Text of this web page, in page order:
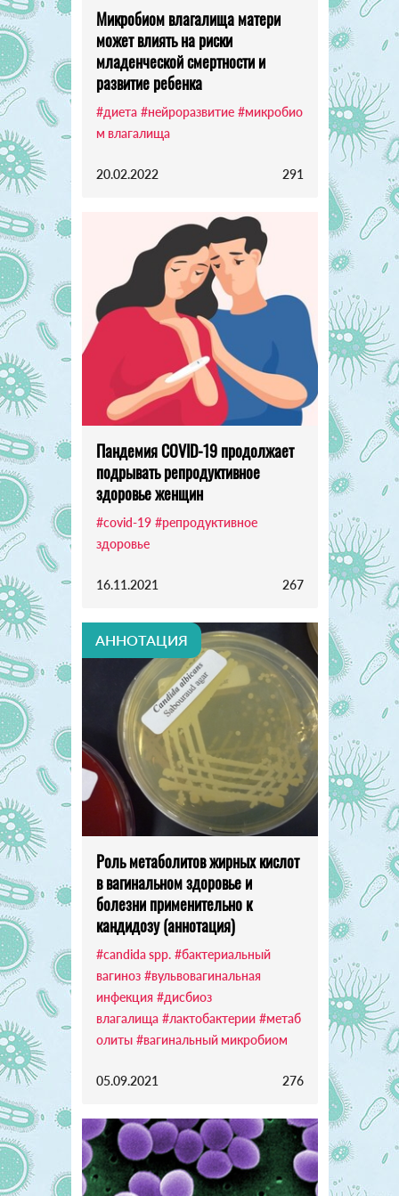
Микробиом влагалища матери
может влиять на риски
младенческой смертности и
развитие ребенка
#диета #нейроразвитие #микробио
м влагалища
20.02.2022 291
Пандемия COVID-19 продолжает
подрывать репродуктивное
здоровье женщин
#covid-19 #репродуктивное
здоровье
16.11.2021 267
АННОТАЦИЯ
Роль метаболитов жирных кислот
в вагинальном здоровье и
болезни применительно к
кандидозу (аннотация)
#candida spp. #бактериальный
вагиноз #вульвовагинальная
инфекция #дисбиоз
влагалища #лактобактерии #метаб
олиты #вагинальный микробиом
05.09.2021 276